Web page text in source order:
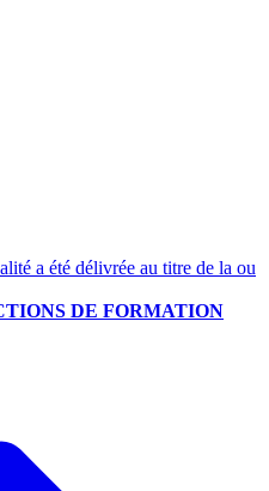
a été délivrée au titre de la ou
DE FORMATION